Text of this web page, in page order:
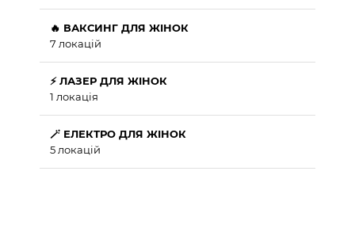
🔥 ВАКСИНГ ДЛЯ ЖІНОК
7 локацій
⚡ ЛАЗЕР ДЛЯ ЖІНОК
1 локація
🪄 ЕЛЕКТРО ДЛЯ ЖІНОК
5 локацій